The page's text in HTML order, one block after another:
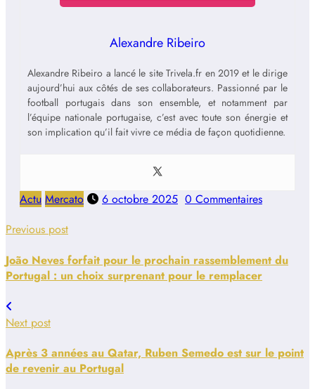
Alexandre Ribeiro
Alexandre Ribeiro a lancé le site Trivela.fr en 2019 et le dirige
aujourd’hui aux côtés de ses collaborateurs. Passionné par le
football portugais dans son ensemble, et notamment par
l’équipe nationale portugaise, c’est avec toute son énergie et
son implication qu’il fait vivre ce média de façon quotidienne.
Actu Mercato 6 octobre 2025 0 Commentaires
Previous post
João Neves forfait pour le prochain rassemblement du
Portugal : un choix surprenant pour le remplacer
Next post
Après 3 années au Qatar, Ruben Semedo est sur le point
de revenir au Portugal